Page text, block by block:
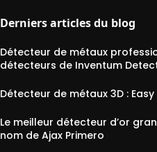
Derniers articles du blog
Détecteur de métaux
détecteurs de Inventum
Détecteur de métaux 3D :
Le meilleur détecteur d’or
nom de Ajax Primero